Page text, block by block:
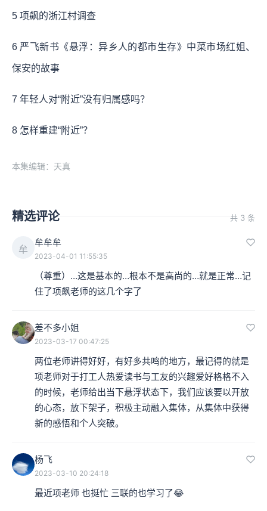
5 项飙的浙江村调查
6 严飞新书《悬浮：异乡人的都市生存》中菜市场红姐、
保安的故事
7 年轻人对“附近”没有归属感吗？
8 怎样重建“附近”？
本集编辑：天真
精选评论 共 3 条
牟
牟牟牟
2023-04-01 11:55:35
（尊重）…这是基本的…根本不是高尚的…就是正常…记
住了项飙老师的这几个字了
差不多小姐
2023-03-17 00:47:25
两位老师讲得好好，有好多共鸣的地方，最记得的就是
项老师对于打工人热爱读书与工友的兴趣爱好格格不入
的时候，老师给出当下悬浮状态下，我们应该要以开放
的心态，放下架子，积极主动融入集体，从集体中获得
新的感悟和个人突破。
杨飞
2023-03-10 20:24:18
最近项老师 也挺忙 三联的也学习了😂